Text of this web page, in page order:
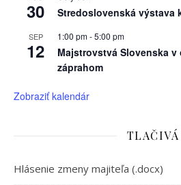
30 Stredoslovenská výstava
SEP
12
1:00 pm-5:00 pm
Majstrovstvá Slovenska v
záprahom
Zobraziť kalendár
TLAČIVÁ
Hlásenie zmeny majiteľa (.docx)